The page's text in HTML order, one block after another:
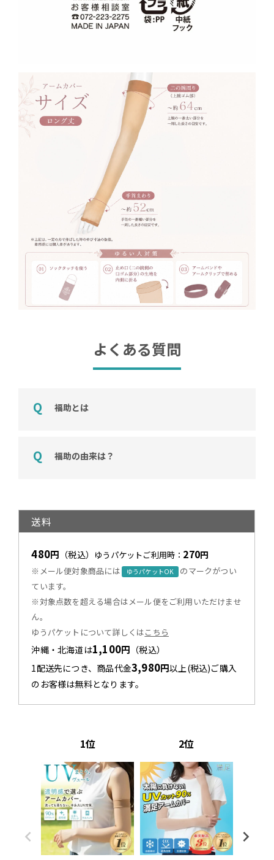
よくある質問
福助とは
福助の由来は？
送料
480円 （税込） ゆうパケットご利用時： 270円
※メール便対象商品には ゆうパケットOK
のマークがつい
ています。
※対象点数を超える場合はメール便をご利用いただけませ
ん。
ゆうパケットについて詳しくはこちら
沖縄・北海道は1,100円 （税込）
1配送先につき、商品代金3,980円以上(税込)ご購入
のお客様は無料となります。
1 2